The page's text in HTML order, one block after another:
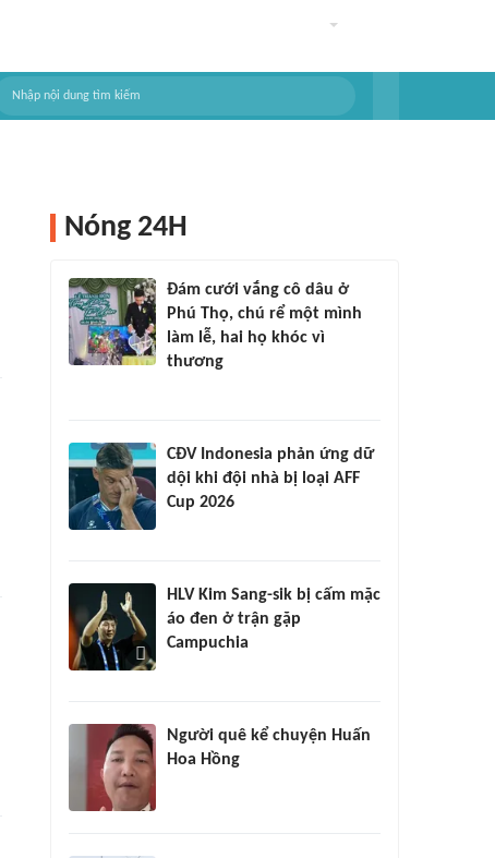
Nóng 24H
Đám cưới vắng cô dâu ở
Phú Thọ, chú rể một mình
làm lễ, hai họ khóc vì
thương
CĐV Indonesia phản ứng dữ
dội khi đội nhà bị loại AFF
Cup 2026
HLV Kim Sang-sik bị cấm mặc
áo đen ở trận gặp
Campuchia
Người quê kể chuyện Huấn
Hoa Hồng